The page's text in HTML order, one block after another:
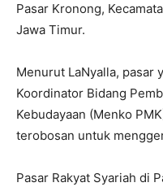
Pasar Kronong,
Jawa Timur.
Menurut LaNyalla, pasar
Koordinator Bidang
Kebudayaan (Menko
terobosan untuk
Pasar Rakyat Syariah di